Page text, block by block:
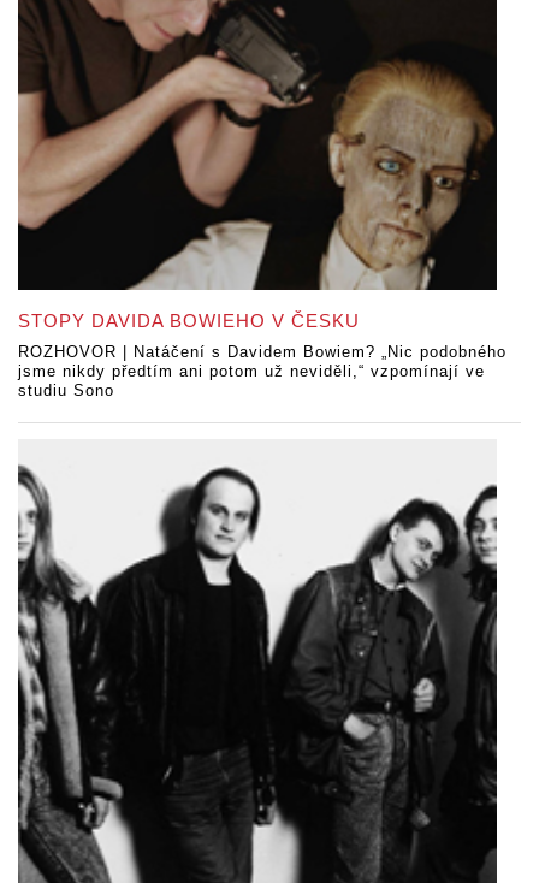
STOPY DAVIDA BOWIEHO V ČESKU
ROZHOVOR | Natáčení s Davidem Bowiem? „Nic podobného
jsme nikdy předtím ani potom už neviděli,“ vzpomínají ve
studiu Sono